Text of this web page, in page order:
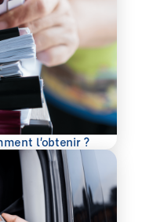
l’obtenir ?